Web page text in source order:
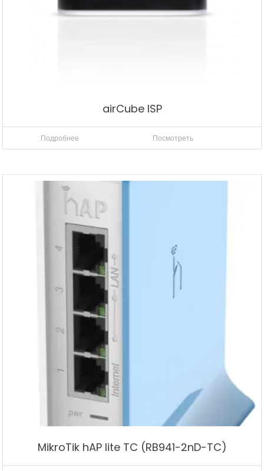
airCube ISP
Подробнее Посмотреть
MikroTik hAP lite TC (RB941-2nD-TC)